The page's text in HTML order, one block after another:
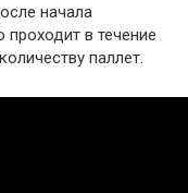
начала
проходит в течение
паллет.